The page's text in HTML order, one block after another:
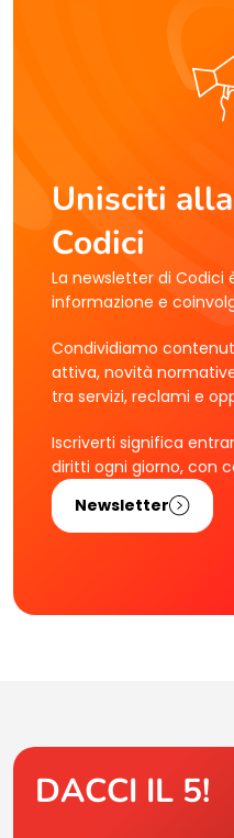
Unisciti
Codici
La newsletter di Codici
informazione e
Condividiamo
attiva, novità
tra servizi, reclami e
Iscriverti significa
diritti ogni giorno, con
Newsletter
DACCI IL 5!